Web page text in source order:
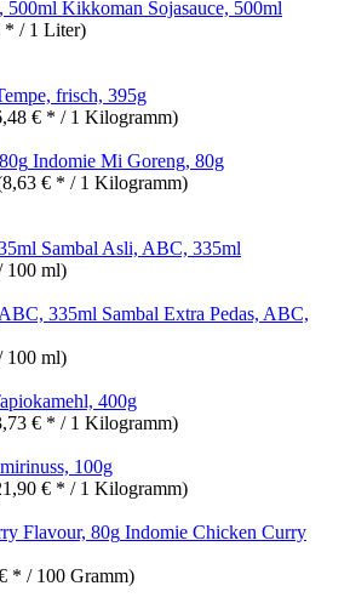
Kikkoman Sojasauce, 500ml
* / 1 Liter)
frisch, 395g
€ * / 1 Kilogramm)
Indomie Mi Goreng, 80g
€ * / 1 Kilogramm)
Sambal Asli, ABC, 335ml
100 ml)
Sambal Extra Pedas, ABC,
100 ml)
400g
€ * / 1 Kilogramm)
100g
€ * / 1 Kilogramm)
Indomie Chicken Curry
* / 100 Gramm)